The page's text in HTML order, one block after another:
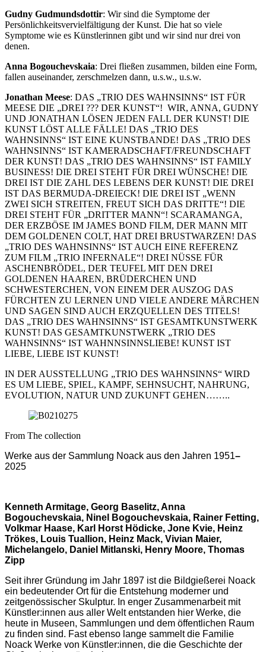
Gudny Gudmundsdottir: Wir sind die Symptome der
Persönlichkeitsvervielfältigung der Kunst. Die hat so viele
Symptome wie es Künstlerinnen gibt und wir sind nur drei von
denen.
Anna Bogouchevskaia: Drei fließen zusammen, bilden eine Form,
fallen auseinander, zerschmelzen dann, u.s.w., u.s.w.
Jonathan Meese: DAS „TRIO DES WAHNSINNS“ IST FÜR
MEESE DIE „DREI ??? DER KUNST“! WIR, ANNA, GUDNY
UND JONATHAN LÖSEN JEDEN FALL DER KUNST! DIE
KUNST LÖST ALLE FÄLLE! DAS „TRIO DES
WAHNSINNS“ IST EINE KUNSTBANDE! DAS „TRIO DES
WAHNSINNS“ IST KAMERADSCHAFT/FREUNDSCHAFT
DER KUNST! DAS „TRIO DES WAHNSINNS“ IST FAMILY
BUSINESS! DIE DREI STEHT FÜR DREI WÜNSCHE! DIE
DREI IST DIE ZAHL DES LEBENS DER KUNST! DIE DREI
IST DAS BERMUDA-DREIECK! DIE DREI IST „WENN
ZWEI SICH STREITEN, FREUT SICH DAS DRITTE“! DIE
DREI STEHT FÜR „DRITTER MANN“! SCARAMANGA,
DER ERZBÖSE IM JAMES BOND FILM, DER MANN MIT
DEM GOLDENEN COLT, HAT DREI BRUSTWARZEN! DAS
„TRIO DES WAHNSINNS“ IST AUCH EINE REFERENZ
ZUM FILM „TRIO INFERNALE“! DREI NÜSSE FÜR
ASCHENBRÖDEL, DER TEUFEL MIT DEN DREI
GOLDENEN HAAREN, BRÜDERCHEN UND
SCHWESTERCHEN, VON EINEM DER AUSZOG DAS
FÜRCHTEN ZU LERNEN UND VIELE ANDERE MÄRCHEN
UND SAGEN SIND AUCH ERZQUELLEN DES TITELS!
DAS „TRIO DES WAHNSINNS“ IST GESAMTKUNSTWERK
KUNST! DAS GESAMTKUNSTWERK „TRIO DES
WAHNSINNS“ IST WAHNNSINNSLIEBE! KUNST IST
LIEBE, LIEBE IST KUNST!
IN DER AUSSTELLUNG „TRIO DES WAHNSINNS“ WIRD
ES UM LIEBE, SPIEL, KAMPF, SEHNSUCHT, NAHRUNG,
EVOLUTION, NATUR UND ZUKUNFT GEHEN……..
From The collection
Werke aus der Sammlung Noack aus den Jahren 1951–
2025
Kenneth Armitage, Georg Baselitz, Anna
Bogouchevskaia, Ninel Bogouchevskaia, Rainer Fetting,
Volkmar Haase, Karl Horst Hödicke, Jone Kvie, Heinz
Trökes, Louis Tuallion, Heinz Mack, Vivian Maier,
Michelangelo, Daniel Mitlanski, Henry Moore, Thomas
Zipp
Seit ihrer Gründung im Jahr 1897 ist die Bildgießerei Noack
ein bedeutender Ort für die Entstehung moderner und
zeitgenössischer Skulptur. In enger Zusammenarbeit mit
Künstler:innen aus aller Welt entstanden hier Werke, die
heute in Museen, Sammlungen und dem öffentlichen Raum
zu finden sind. Fast ebenso lange sammelt die Familie
Noack Werke von Künstler:innen, die die Geschichte der